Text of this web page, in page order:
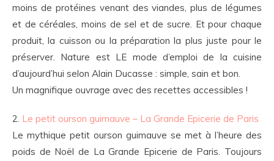
moins de protéines venant des viandes, plus de légumes
et de céréales, moins de sel et de sucre. Et pour chaque
produit, la cuisson ou la préparation la plus juste pour le
préserver. Nature est LE mode d’emploi de la cuisine
d’aujourd’hui selon Alain Ducasse : simple, sain et bon.
Un magnifique ouvrage avec des recettes accessibles !
2. Le petit ourson guimauve – La Grande Epicerie de Paris
Le mythique petit ourson guimauve se met à l’heure des
poids de Noël de La Grande Epicerie de Paris. Toujours